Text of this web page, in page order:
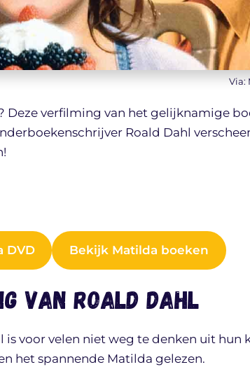
Via:
Deze verfilming van het gelijknamige
Roald Dahl
DVD Bekijk Matilda boeken
van Roald Dahl
is voor velen niet weg te denken uit hun
het spannende Matilda gelezen.